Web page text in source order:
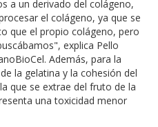
a un derivado del colágeno,
el colágeno, ya que se
que el propio colágeno, pero
explica Pello
Además, para la
la gelatina y la cohesión del
que se extrae del fruto de la
una toxicidad menor